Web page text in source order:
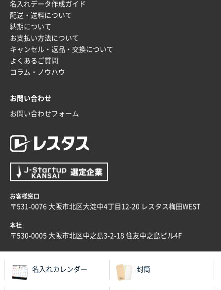
名入れデータ作成ガイド
配送・送料について
納期について
お支払い方法について
キャンセル・返品・交換について
よくあるご質問
コラム・ノウハウ
お問い合わせ
お問い合わせフォーム
お客様窓口
〒531-0076 大阪市北区大淀中4丁目12-20 レスタス梅田WEST
本社
〒530-0005 大阪市北区中之島3-2-18 住友中之島ビル4F
名入れカレンダー 封筒